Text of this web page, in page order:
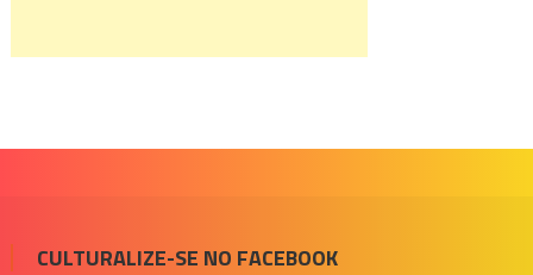
CULTURALIZE-SE NO FACEBOOK